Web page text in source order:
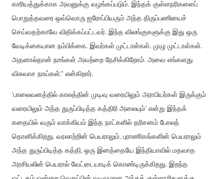
காரியத்துக்காக அவனுக்கு வழங்கப்படும். இந்தக் குள்ளநரிகளைப்
பொறுத்தவரை ஒவ்வொரு ஐரோப்பியரும் அந்த திருப்பணியைச்
செய்வதற்காவே விதிக்கப்பட்டவர். இந்த விலங்குகளுக்கு இது ஒரு
வேடிக்கையான நம்பிக்கை. இவர்கள் முட்டாள்கள். முழு முட்டாள்கள்.
அதனால்தான் நாங்கள் அவற்றை நேசிக்கிறோம். அவை எங்களது
விசுவாச நாய்கள்.” என்கிறார்.
‘பாலைவனத்தில் காலத்தின் முடிவு வரையிலும் அராபியர்கள் இருக்கும்
வரையிலும் அந்த துருப்பிடித்த கத்திரி அலையும்’ என்று இந்தக்
கதையில் வரும் வாக்கியம் இந்த நாட்களில் தரிசனம் போலத்
தொனிக்கிறது. வரலாற்றின் பெயராலும், புராணிகங்களின் பெயராலும்
அந்த துருப்பிடித்த கத்தி, ஒரு இனத்தையே இந்தியாவில் மதவாத
அரசியலின் பெயரால் வேட்டையாடிக் கொண்டிருக்கிறது. இறந்த